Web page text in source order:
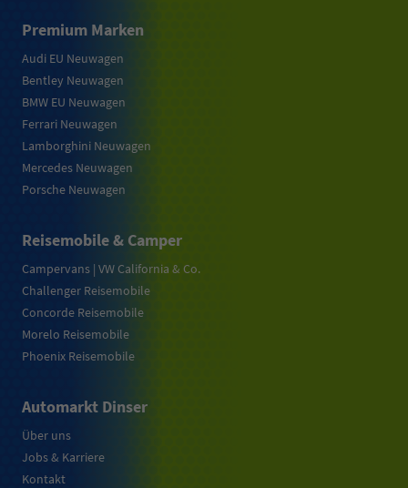
Premium Marken
Audi EU Neuwagen
Bentley Neuwagen
BMW EU Neuwagen
Ferrari Neuwagen
Lamborghini Neuwagen
Mercedes Neuwagen
Porsche Neuwagen
Reisemobile & Camper
Campervans | VW California & Co.
Challenger Reisemobile
Concorde Reisemobile
Morelo Reisemobile
Phoenix Reisemobile
Automarkt Dinser
Über uns
Jobs & Karriere
Kontakt